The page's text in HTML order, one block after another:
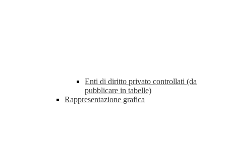
Enti di diritto privato controllati (da
pubblicare in tabelle)
Rappresentazione grafica